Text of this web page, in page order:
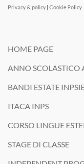
Privacy & policy | Cookie Policy
HOME PAGE
ANNO SCOLASTICO
BANDI ESTATE
ITACA INPS
CORSO LINGUE
STAGE DI CLASSE